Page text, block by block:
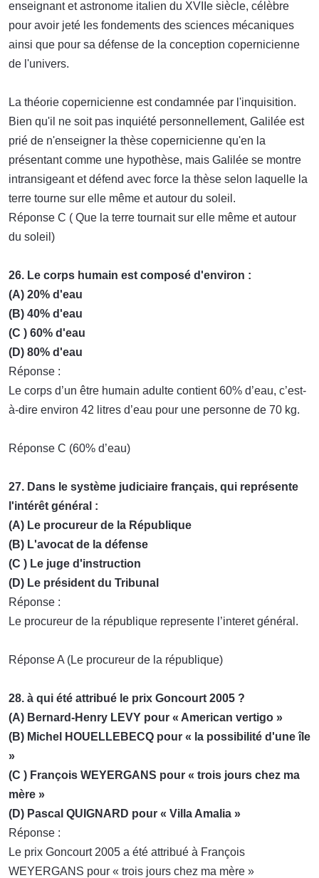
enseignant et astronome italien du XVIIe siècle, célèbre
pour avoir jeté les fondements des sciences mécaniques
ainsi que pour sa défense de la conception copernicienne
de l'univers.
La théorie copernicienne est condamnée par l'inquisition.
Bien qu'il ne soit pas inquiété personnellement, Galilée est
prié de n'enseigner la thèse copernicienne qu'en la
présentant comme une hypothèse, mais Galilée se montre
intransigeant et défend avec force la thèse selon laquelle la
terre tourne sur elle même et autour du soleil.
Réponse C ( Que la terre tournait sur elle même et autour
du soleil)
26. Le corps humain est composé d'environ :
(A) 20% d'eau
(B) 40% d'eau
(C ) 60% d'eau
(D) 80% d'eau
Réponse :
Le corps d’un être humain adulte contient 60% d’eau, c’est-
à-dire environ 42 litres d’eau pour une personne de 70 kg.
Réponse C (60% d’eau)
27. Dans le système judiciaire français, qui représente
l'intérêt général :
(A) Le procureur de la République
(B) L'avocat de la défense
(C ) Le juge d'instruction
(D) Le président du Tribunal
Réponse :
Le procureur de la république represente l’interet général.
Réponse A (Le procureur de la république)
28. à qui été attribué le prix Goncourt 2005 ?
(A) Bernard-Henry LEVY pour « American vertigo »
(B) Michel HOUELLEBECQ pour « la possibilité d'une île
»
(C ) François WEYERGANS pour « trois jours chez ma
mère »
(D) Pascal QUIGNARD pour « Villa Amalia »
Réponse :
Le prix Goncourt 2005 a été attribué à François
WEYERGANS pour « trois jours chez ma mère »